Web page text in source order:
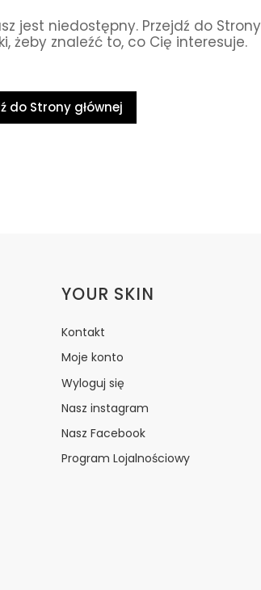
jest niedostępny. Przejdź do
żeby znaleźć to, co Cię interesuje.
do Strony głównej
YOUR SKIN
Kontakt
Moje konto
Wyloguj się
Nasz instagram
Nasz Facebook
Program Lojalnościowy